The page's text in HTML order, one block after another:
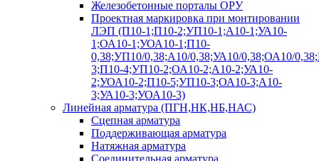
Железобетонные порталы ОРУ
Проектная маркировка при монтировании
ЛЭП (П10-1;П10-2;УП10-1;А10-1;УА10-
1;ОА10-1;УОА10-1;П10-
0,38;УП10/0,38;А10/0,38;УА10/0,38;ОА10/
3;П10-4;УП10-2;ОА10-2;А10-2;УА10-
2;УОА10-2;П10-5;УП10-3;ОА10-3;А10-
3;УА10-3;УОА10-3)
Линейная арматура (ПГН,НК,НБ,НАС)
Сцепная арматура
Поддерживающая арматура
Натяжная арматура
Соединительная арматура